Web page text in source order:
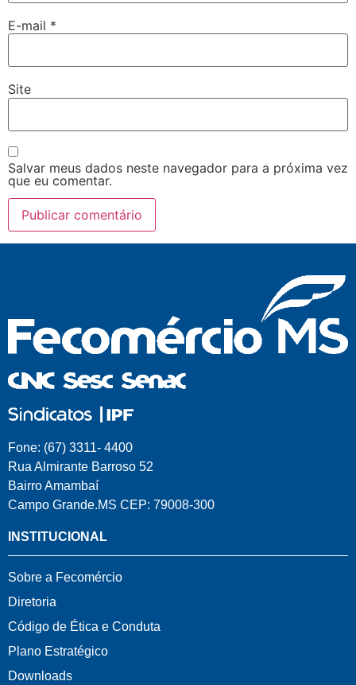
E-mail *
Site
Salvar meus dados neste navegador para a próxima vez
que eu comentar.
Fone: (67) 3311- 4400
Rua Almirante Barroso 52
Bairro Amambaí
Campo Grande.MS CEP: 79008-300
INSTITUCIONAL
Sobre a Fecomércio
Diretoria
Código de Ética e Conduta
Plano Estratégico
Downloads